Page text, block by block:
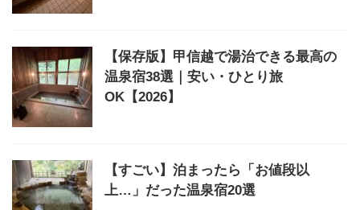
【保存版】甲信越で湯治できる最高の
温泉宿38選｜安い・ひとり旅
OK【2026】
【すごい】泊まったら「お値段以
上…」だった温泉宿20選